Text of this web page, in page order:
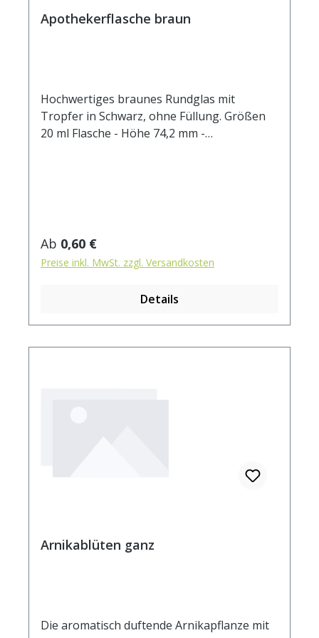
Apothekerflasche braun
Hochwertiges braunes Rundglas mit
Tropfer in Schwarz, ohne Füllung. Größen
20 ml Flasche - Höhe 74,2 mm -
Ø 10,6 mm - nicht mehr verfügbar Für
Tinkturen, Aromaöle, Essenzen, Extrakte
etc.
Regulärer Preis:
Ab 0,60 €
Preise inkl. MwSt. zzgl. Versandkosten
Details
Arnikablüten ganz
Die aromatisch duftende Arnikapflanze mit